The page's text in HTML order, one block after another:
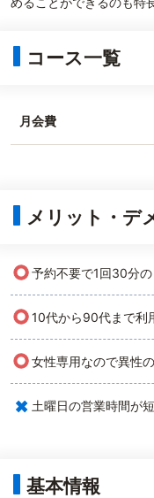
コース一覧
月会費
メリット・デ
○予約不要で1回30分
○10代から90代まで利
○女性専用なので異性
× 土曜日の営業時間が
基本情報